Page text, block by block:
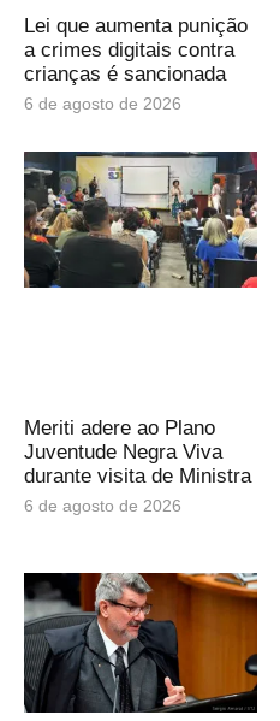
Lei que aumenta punição
a crimes digitais contra
crianças é sancionada
6 de agosto de 2026
Meriti adere ao Plano
Juventude Negra Viva
durante visita de Ministra
6 de agosto de 2026